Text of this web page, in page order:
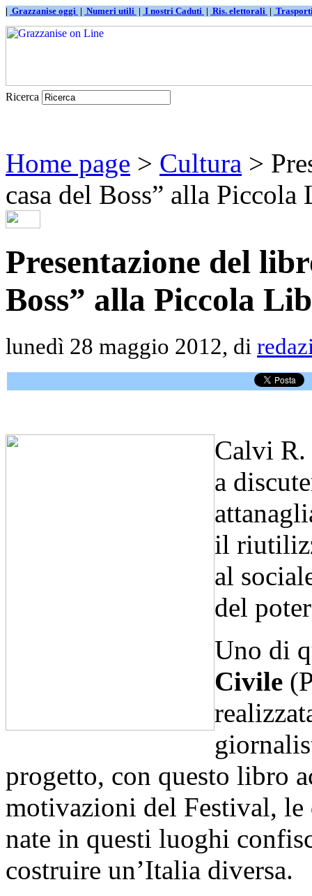
| Grazzanise oggi | Numeri utili | I nostri Caduti | Ris. elettorali |
Ricerca
Home page > Cultura >
casa del Boss” alla
Presentazione del
Boss” alla Piccola
lunedì 28 maggio 2012, di
Calvi R.
a
il
al
del
Uno di
Civile
progetto, con questo libro
motivazioni del Festival,
nate in questi luoghi
costruire un’Italia diversa.